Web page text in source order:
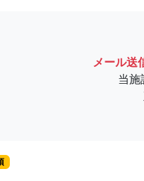
メール送
当施